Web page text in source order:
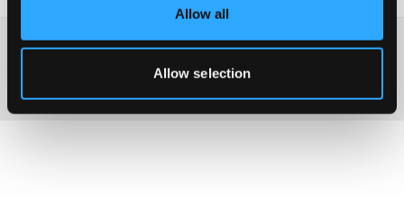
Allow all
Allow selection
Mer information om tvättråd
Material